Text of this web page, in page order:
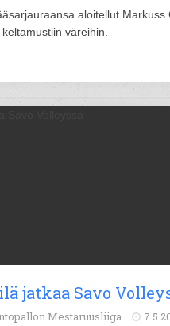
aloitellut Markuss
väreihin.
jatkaa Savo
Mestaruusliiga